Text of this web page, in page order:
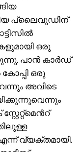
പ്ലൈവുഡിന്
ഒരു
പാൻ കാർഡ്
ഒരു
അവിടെ
വ്യക്തമായി.